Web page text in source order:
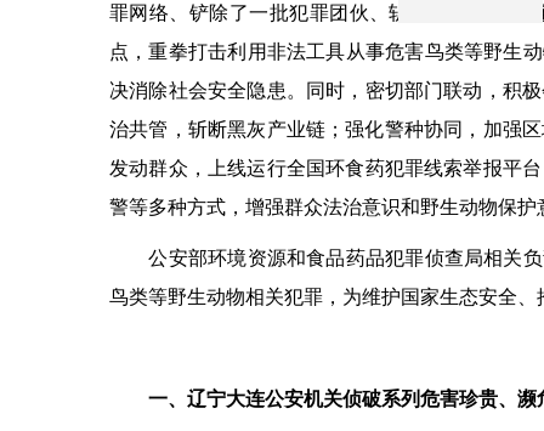
罪网络、铲除了一批犯罪团伙、斩断了一批犯罪
点，重拳打击利用非法工具从事危害鸟类等野生
决消除社会安全隐患。同时，密切部门联动，积
治共管，斩断黑灰产业链；强化警种协同，加强
发动群众，上线运行全国环食药犯罪线索举报平
警等多种方式，增强群众法治意识和野生动物保护
公安部环境资源和食品药品犯罪侦查局相关负
鸟类等野生动物相关犯罪，为维护国家生态安全
一、辽宁大连公安机关侦破系列危害珍贵、濒